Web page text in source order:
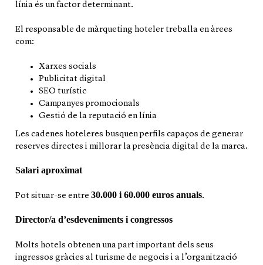
línia és un factor determinant.
El responsable de màrqueting hoteler treballa en àrees
com:
Xarxes socials
Publicitat digital
SEO turístic
Campanyes promocionals
Gestió de la reputació en línia
Les cadenes hoteleres busquen perfils capaços de generar
reserves directes i millorar la presència digital de la marca.
Salari aproximat
Pot situar-se entre 30.000 i 60.000 euros anuals.
Director/a d’esdeveniments i congressos
Molts hotels obtenen una part important dels seus
ingressos gràcies al turisme de negocis i a l’organització